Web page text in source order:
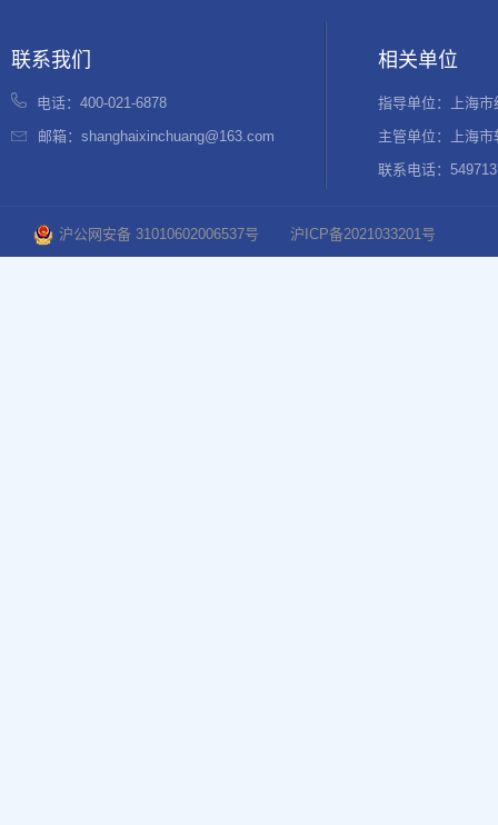
联系我们
电话：400-021-6878
邮箱：shanghaixinchuang@163.com
相关单位
指导单位：上海
主管单位：上海
联系电话：
沪公网安备 31010602006537号 沪ICP备2021033201号